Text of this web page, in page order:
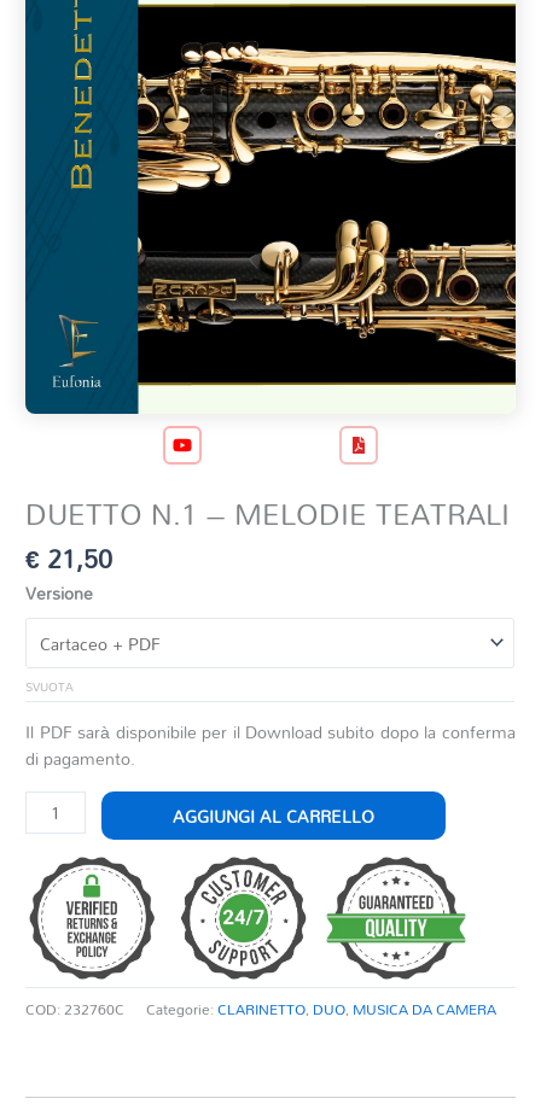
DUETTO N.1 – MELODIE TEATRALI
€21,50
Versione
SVUOTA
Il PDF sarà disponibile per il Download subito dopo la conferma
di pagamento.
DUETTO
N.1
MELODIE
TEATRALI
quantità
AGGIUNGI AL CARRELLO
COD:232760C Categorie:CLARINETTO, DUO, MUSICA DA CAMERA